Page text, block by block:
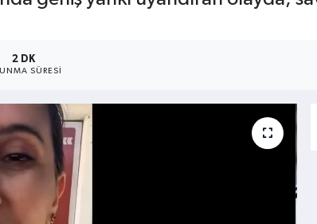
2 DK
SÜRESI